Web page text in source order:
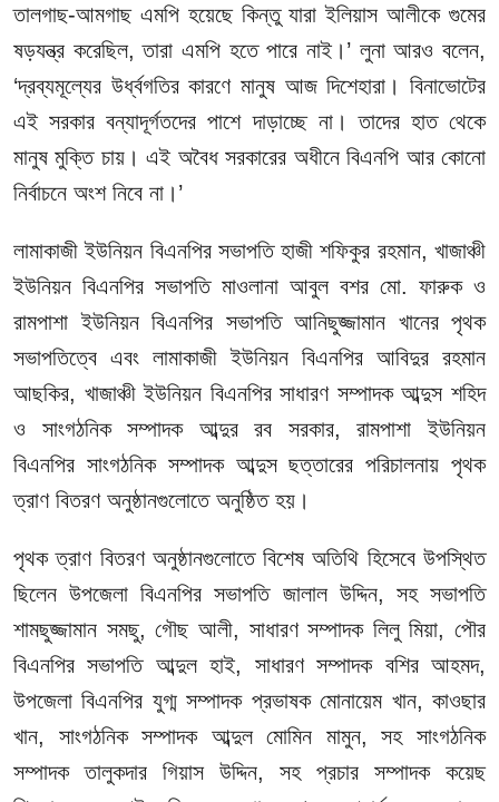
তালগাছ-আমগাছ এমপি হয়েছে কিন্তু যারা ইলিয়াস আলীকে গুমের
ষড়যন্ত্র করেছিল, তারা এমপি হতে পারে নাই।’ লুনা আরও বলেন,
‘দ্রব্যমূল্যের উর্ধ্বগতির কারণে মানুষ আজ দিশেহারা। বিনাভোটের
এই সরকার বন্যাদূর্গতদের পাশে দাড়াচ্ছে না। তাদের হাত থেকে
মানুষ মুক্তি চায়। এই অবৈধ সরকারের অধীনে বিএনপি আর কোনো
নির্বাচনে অংশ নিবে না।’
লামাকাজী ইউনিয়ন বিএনপির সভাপতি হাজী শফিকুর রহমান, খাজাঞ্চী
ইউনিয়ন বিএনপির সভাপতি মাওলানা আবুল বশর মো. ফারুক ও
রামপাশা ইউনিয়ন বিএনপির সভাপতি আনিছুজ্জামান খানের পৃথক
সভাপতিত্বে এবং লামাকাজী ইউনিয়ন বিএনপির আবিদুর রহমান
আছকির, খাজাঞ্চী ইউনিয়ন বিএনপির সাধারণ সম্পাদক আব্দুস শহিদ
ও সাংগঠনিক সম্পাদক আব্দুর রব সরকার, রামপাশা ইউনিয়ন
বিএনপির সাংগঠনিক সম্পাদক আব্দুস ছত্তারের পরিচালনায় পৃথক
ত্রাণ বিতরণ অনুষ্ঠানগুলোতে অনুষ্ঠিত হয়।
পৃথক ত্রাণ বিতরণ অনুষ্ঠানগুলোতে বিশেষ অতিথি হিসেবে উপস্থিত
ছিলেন উপজেলা বিএনপির সভাপতি জালাল উদ্দিন, সহ সভাপতি
শামছুজ্জামান সমছু, গৌছ আলী, সাধারণ সম্পাদক লিলু মিয়া, পৌর
বিএনপির সভাপতি আব্দুল হাই, সাধারণ সম্পাদক বশির আহমদ,
উপজেলা বিএনপির যুগ্ম সম্পাদক প্রভাষক মোনায়েম খান, কাওছার
খান, সাংগঠনিক সম্পাদক আব্দুল মোমিন মামুন, সহ সাংগঠনিক
সম্পাদক তালুকদার গিয়াস উদ্দিন, সহ প্রচার সম্পাদক কয়েছ